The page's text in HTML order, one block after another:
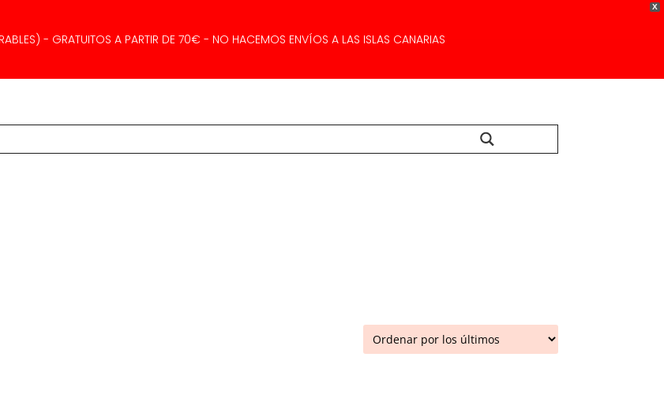
X
- GRATUITOS A PARTIR DE 70€ - NO HACEMOS ENVÍOS A LAS ISLAS CANARIAS